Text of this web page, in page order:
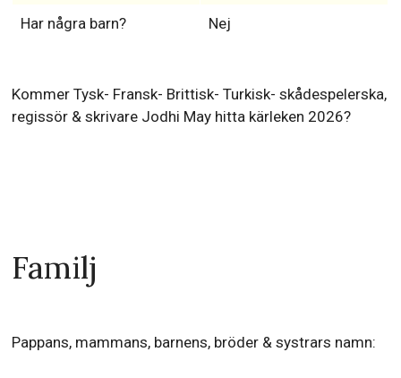
Har några barn? Nej
Kommer Tysk- Fransk- Brittisk- Turkisk- skådespelerska,
regissör & skrivare Jodhi May hitta kärleken 2026?
Familj
Pappans, mammans, barnens, bröder & systrars namn: